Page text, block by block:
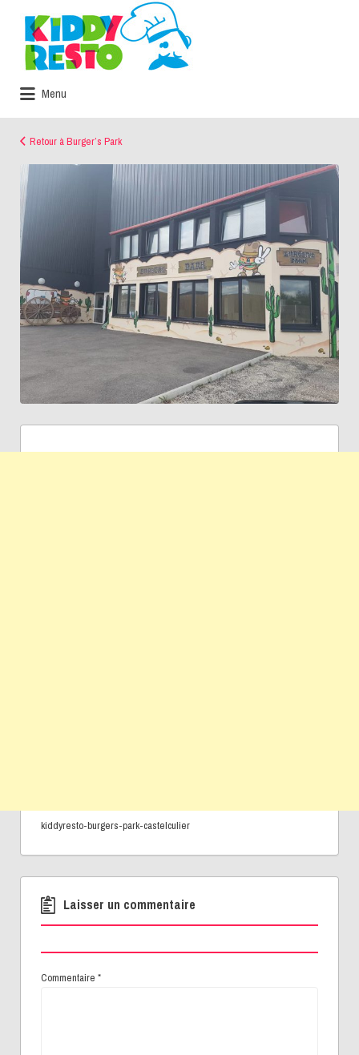
Rechercher:
Menu
kiddyresto-
burgers-
park-
castelculier
Retour à Burger’s Park
kiddyresto-burgers-park-castelculier
Laisser un commentaire
Commentaire *